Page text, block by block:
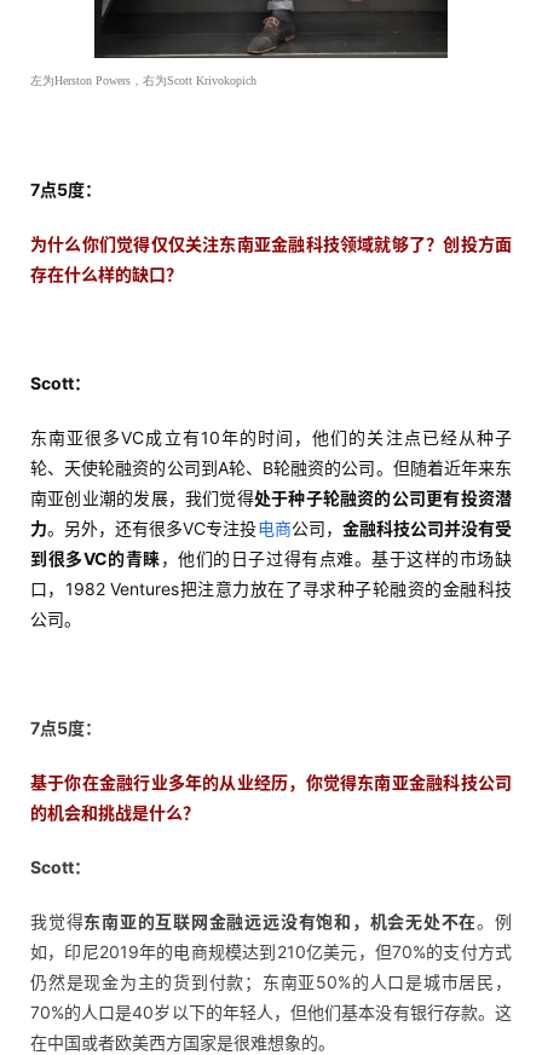
左为Herston Powers，右为Scott Krivokopich
7点5度：
为什么你们觉得仅仅关注东南亚金融科技领域就够了？创投方面
存在什么样的缺口？
Scott：
东南亚很多VC成立有10年的时间，他们的关注点已经从种子
轮、天使轮融资的公司到A轮、B轮融资的公司。但随着近年来东
南亚创业潮的发展，我们觉得处于种子轮融资的公司更有投资潜
力。另外，还有很多VC专注投电商公司， 金融科技公司并没有受
到很多VC的青睐，他们的日子过得有点难。基于这样的市场缺
口，1982 Ventures把注意力放在了寻求种子轮融资的金融科技
公司。
7点5度：
基于你在金融行业多年的从业经历，你觉得东南亚金融科技公司
的机会和挑战是什么？
Scott：
我觉得东南亚的互联网金融远远没有饱和，机会无处不在。例
如，印尼2019年的电商规模达到210亿美元，但70%的支付方式
仍然是现金为主的货到付款；东南亚50%的人口是城市居民，
70%的人口是40岁以下的年轻人，但他们基本没有银行存款。这
在中国或者欧美西方国家是很难想象的。